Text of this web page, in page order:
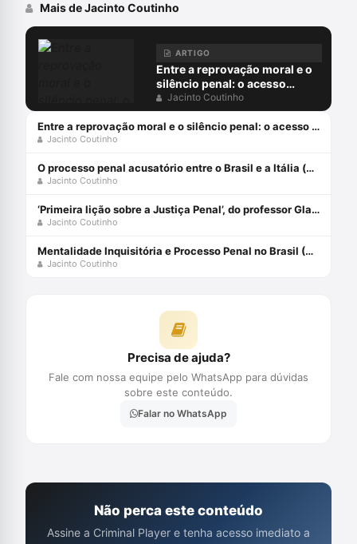
Mais de Jacinto Coutinho
ARTIGO
Entre a reprovação moral e o
silêncio penal: o acesso
digital à pornografia
infantojuvenil
Jacinto Coutinho
Entre a reprovação moral e o silêncio penal: o acesso digital à pornografia infantojuvenil
Jacinto Coutinho
O processo penal acusatório entre o Brasil e a Itália (parte 1)
Jacinto Coutinho
‘Primeira lição sobre a Justiça Penal’, do professor Glauco Giostra
Jacinto Coutinho
Mentalidade Inquisitória e Processo Penal no Brasil (Volume 1) Capa comum 23 maio 2016
Jacinto Coutinho
Precisa de ajuda?
Fale com nossa equipe pelo WhatsApp para dúvidas
sobre este conteúdo.
Falar no WhatsApp
Não perca este conteúdo
Assine a Criminal Player e tenha acesso imediato a